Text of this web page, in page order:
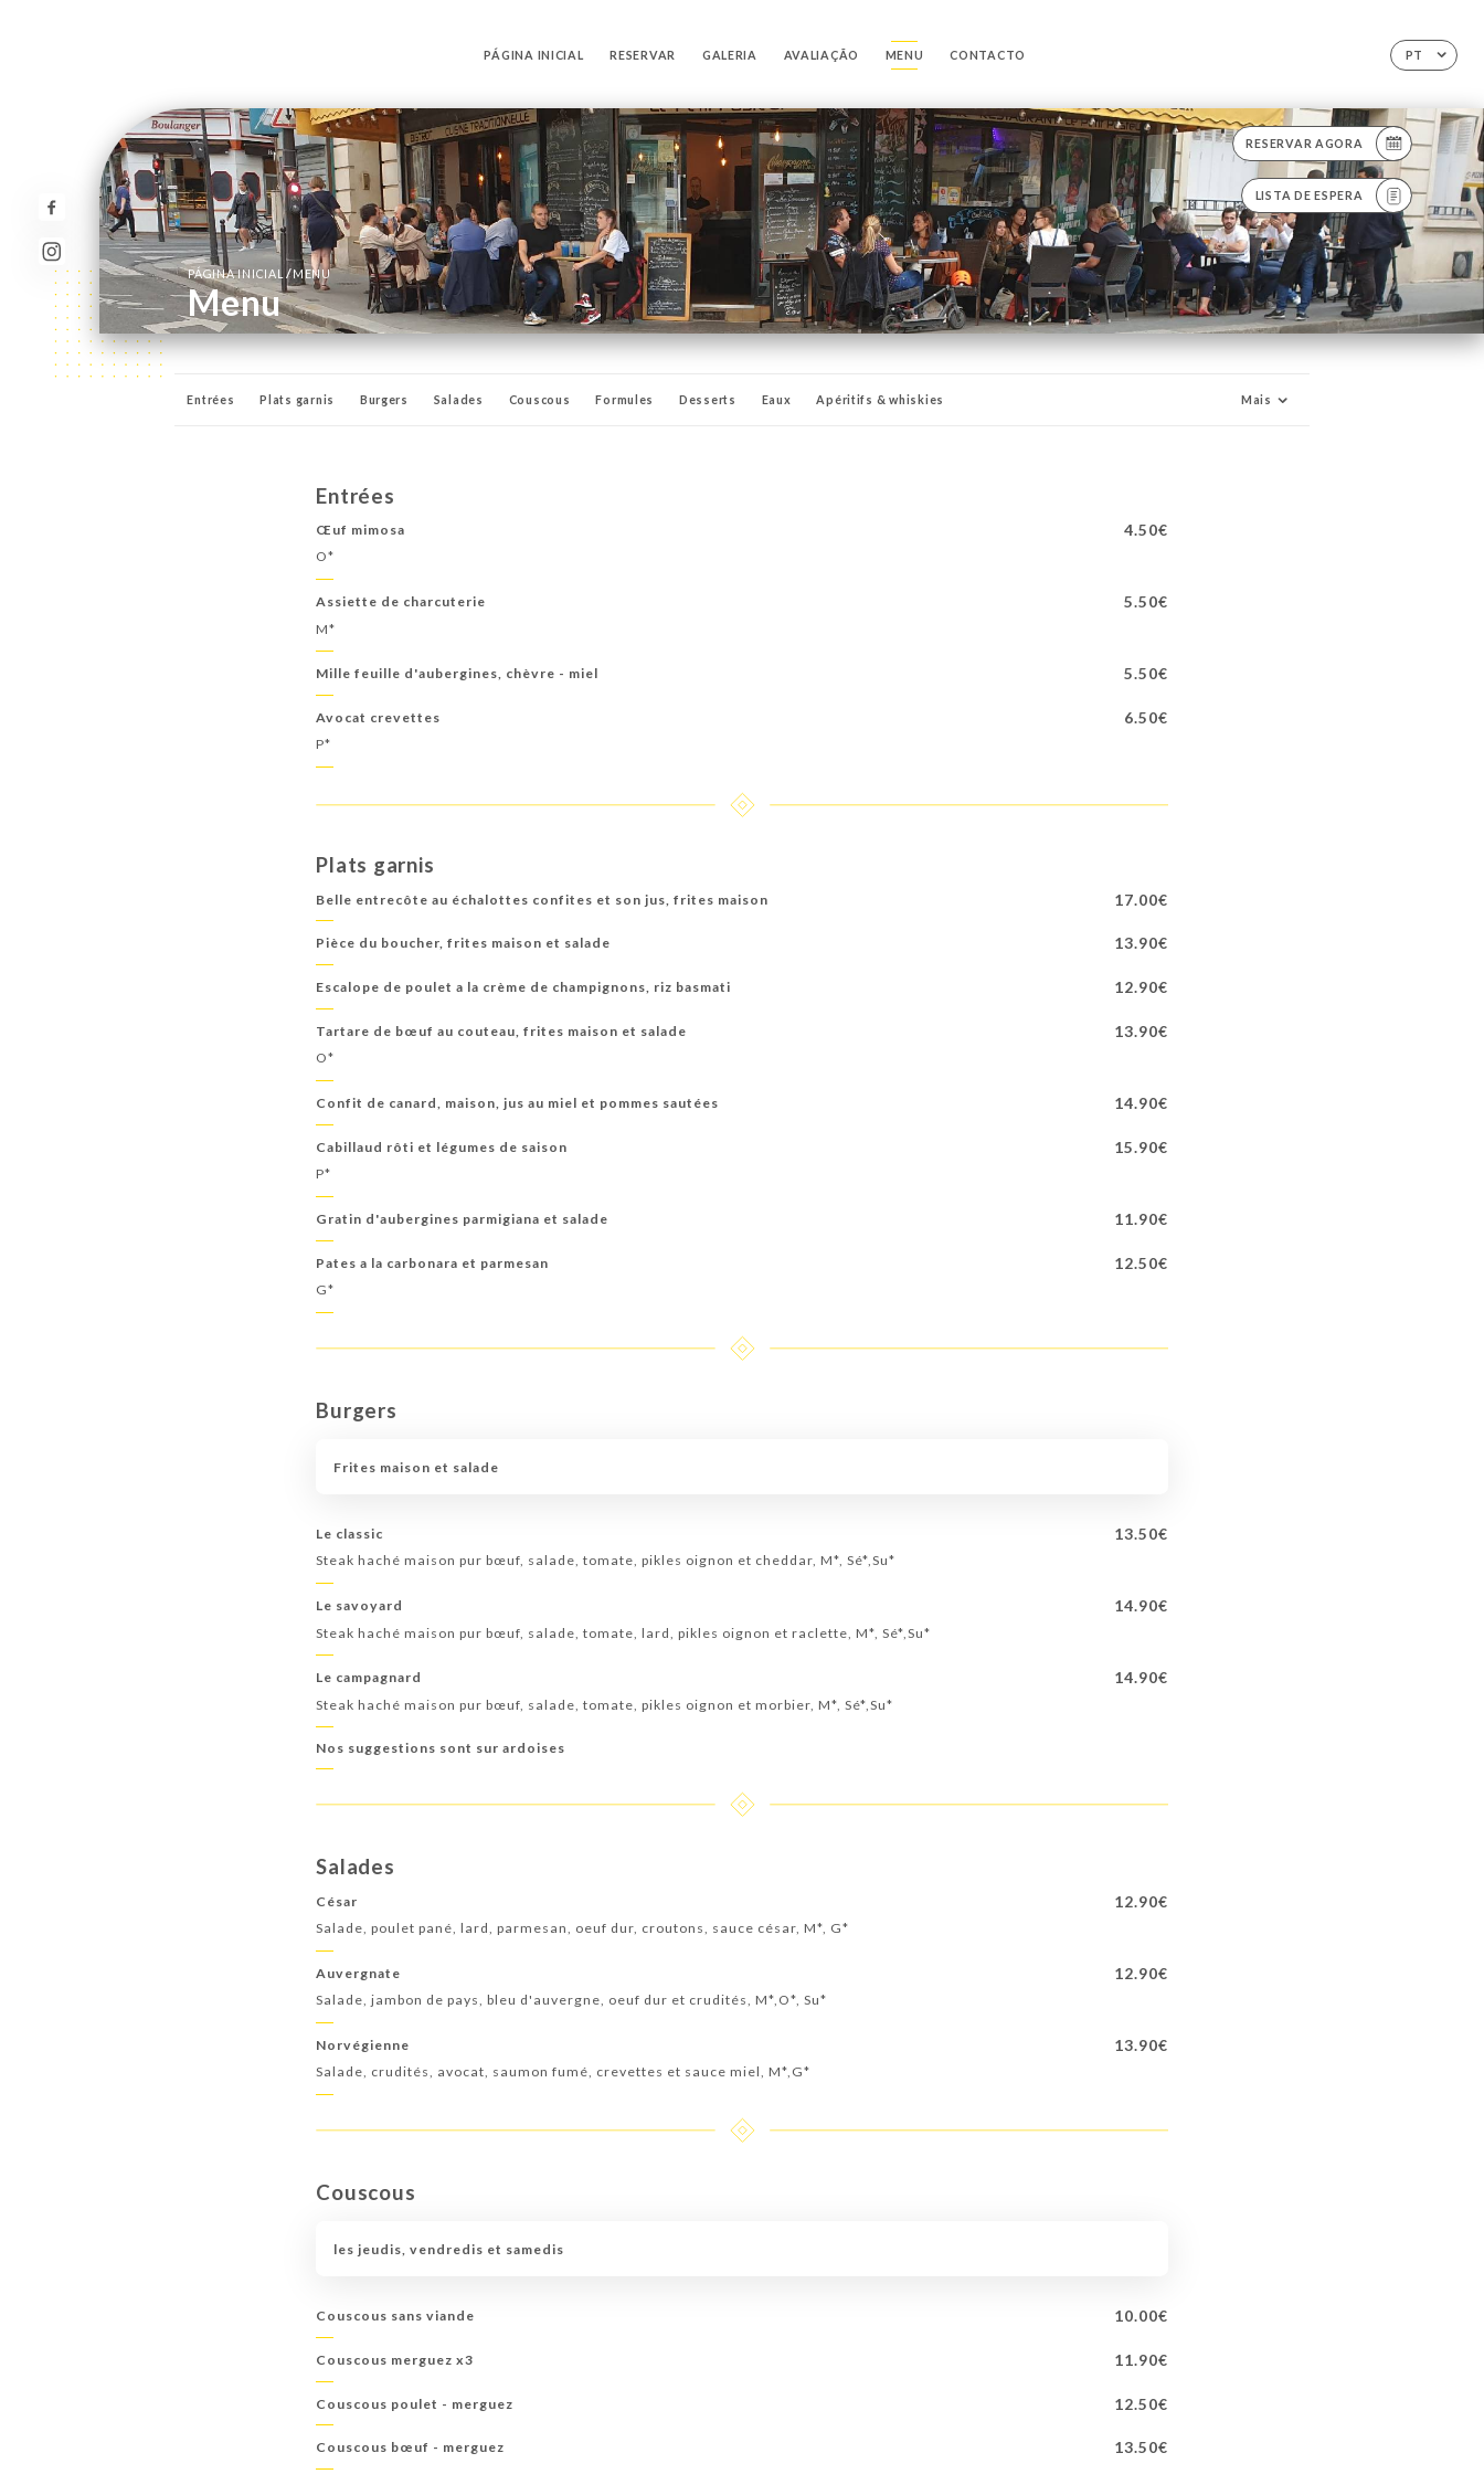
PT
PÁGINA INICIAL RESERVAR GALERIA AVALIAÇÃO MENU CONTACTO
RESERVAR AGORA
LISTA DE ESPERA
PÁGINA INICIAL/ MENU
Menu
Entrées Plats garnis Burgers Salades Couscous Formules Desserts Eaux Apéritifs & whiskies Mais
Entrées
Œuf mimosa 4.50€
O*
Assiette de charcuterie 5.50€
M*
Mille feuille d'aubergines, chèvre - miel 5.50€
Avocat crevettes 6.50€
P*
Plats garnis
Belle entrecôte au échalottes confites et son jus, frites maison 17.00€
Pièce du boucher, frites maison et salade 13.90€
Escalope de poulet a la crème de champignons, riz basmati 12.90€
Tartare de bœuf au couteau, frites maison et salade 13.90€
O*
Confit de canard, maison, jus au miel et pommes sautées 14.90€
Cabillaud rôti et légumes de saison 15.90€
P*
Gratin d'aubergines parmigiana et salade 11.90€
Pates a la carbonara et parmesan 12.50€
G*
Burgers
Frites maison et salade
Le classic 13.50€
Steak haché maison pur bœuf, salade, tomate, pikles oignon et cheddar, M*, Sé*,Su*
Le savoyard 14.90€
Steak haché maison pur bœuf, salade, tomate, lard, pikles oignon et raclette, M*, Sé*,Su*
Le campagnard 14.90€
Steak haché maison pur bœuf, salade, tomate, pikles oignon et morbier, M*, Sé*,Su*
Nos suggestions sont sur ardoises
Salades
César 12.90€
Salade, poulet pané, lard, parmesan, oeuf dur, croutons, sauce césar, M*, G*
Auvergnate 12.90€
Salade, jambon de pays, bleu d'auvergne, oeuf dur et crudités, M*,O*, Su*
Norvégienne 13.90€
Salade, crudités, avocat, saumon fumé, crevettes et sauce miel, M*,G*
Couscous
les jeudis, vendredis et samedis
Couscous sans viande 10.00€
Couscous merguez x3 11.90€
Couscous poulet - merguez 12.50€
Couscous bœuf - merguez 13.50€